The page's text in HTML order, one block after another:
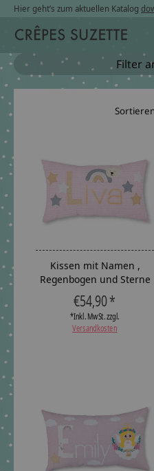
Hier geht’s zum aktuellen Katalog
Filter
Kissen mit Namen ,
Regenbogen und Sterne
€54,90 *
*Inkl. MwSt. zzgl.
Versandkosten